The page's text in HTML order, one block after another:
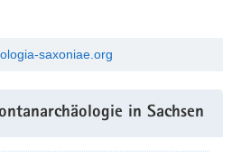
saxoniae.org
in Sachsen